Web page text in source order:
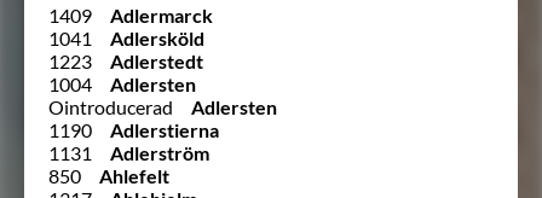
1409
Adlermarck
1041
Adlersköld
1223
Adlerstedt
1004
Adlersten
Ointroducerad
Adlersten
1190
Adlerstierna
1131
Adlerström
850
Ahlefelt